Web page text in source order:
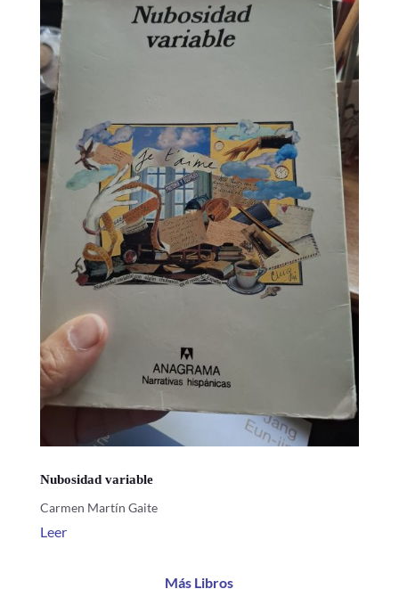
Nubosidad variable
Carmen Martín Gaite
Leer
Más Libros